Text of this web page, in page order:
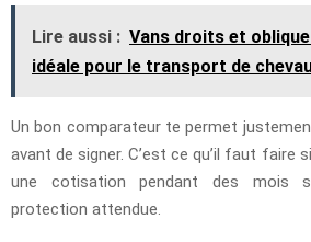
Lire aussi : Vans droits et
idéale pour le transport de
Un bon comparateur te permet
avant de signer. C’est ce qu’il faut faire
une cotisation pendant des mois
protection attendue.